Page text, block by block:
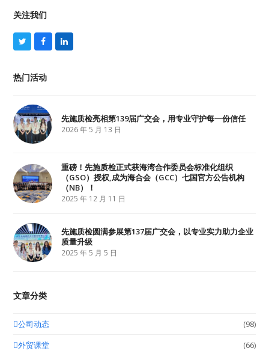
关注我们
T
w
t
t
F
a
b
L
i
热门活动
先施质检亮相第139届广交会，用专业守护每一份信任
2026 年 5 月 13 日
重磅！先施质检正式获海湾合作委员会标准化组织
（GSO）授权,成为海合会（GCC）七国官方公告机构
（NB）！
2025 年 12 月 11 日
先施质检圆满参展第137届广交会，以专业实力助力企业
质量升级
2025 年 5 月 5 日
文章分类
公司动态
(98)
外贸课堂
(66)